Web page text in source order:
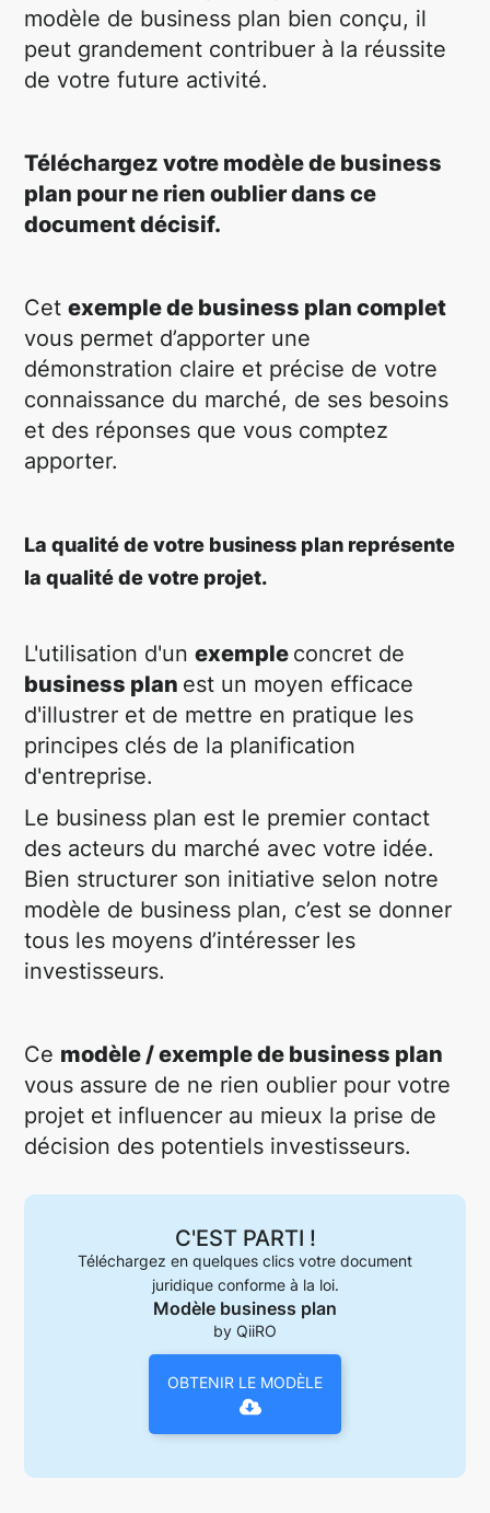
modèle de business plan bien conçu, il
peut grandement contribuer à la réussite
de votre future activité.
Téléchargez votre modèle de business
plan pour ne rien oublier dans ce
document décisif.
Cetexemplede business plan complet
vous permet d’apporter une
démonstration claire et précise de votre
connaissance du marché, de ses besoins
et des réponses que vous comptez
apporter.
La qualité de votre business plan représente
la qualité de votre projet.
L'utilisation d'unexemple concret de
business plan est un moyen efficace
d'illustrer et de mettre en pratique les
principes clés de la planification
d'entreprise.
Le business plan est le premier contact
des acteurs du marché avec votre idée.
Bien structurer son initiative selon notre
modèle de business plan, c’est se donner
tous les moyens d’intéresser les
investisseurs.
Ce modèle / exemple de business plan
vous assure de ne rien oublier pour votre
projet et influencer au mieux la prise de
décision des potentiels investisseurs.
C'EST PARTI !
Téléchargez en quelques clics votre document
juridique conforme à la loi.
Modèle business plan
by QiiRO
OBTENIR LE MODÈLE